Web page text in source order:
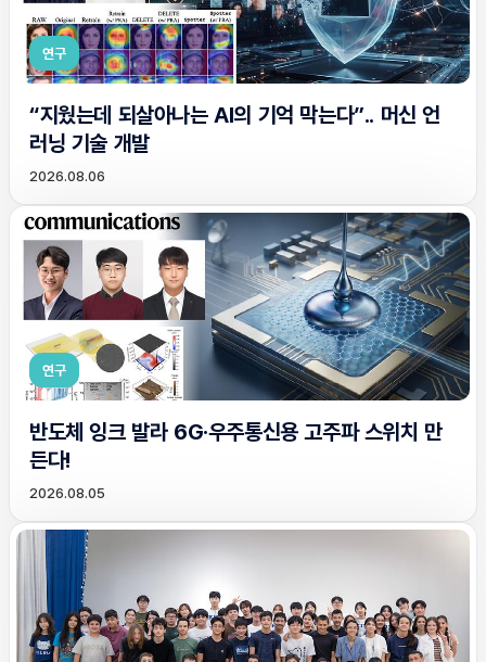
연구
“지웠는데 되살아나는 AI의 기억 막는다”.. 머신 언
러닝 기술 개발
2026.08.06
연구
반도체 잉크 발라 6G·우주통신용 고주파 스위치 만
든다!
2026.08.05